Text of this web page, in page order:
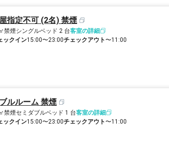
指定不可 (2名) 禁煙
禁煙シングルベッド 2 台客室の詳細
ックイン15:00〜23:00チェックアウト〜11:00
ルルーム 禁煙
禁煙セミダブルベッド 1 台客室の詳細
ックイン15:00〜23:00チェックアウト〜11:00